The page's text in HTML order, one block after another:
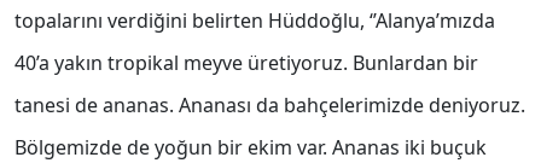
topalarını verdiğini belirten Hüddoğlu, ‘’Alanya’mızda
40’a yakın tropikal meyve üretiyoruz. Bunlardan bir
tanesi de ananas. Ananası da bahçelerimizde deniyoruz.
Bölgemizde de yoğun bir ekim var. Ananas iki buçuk